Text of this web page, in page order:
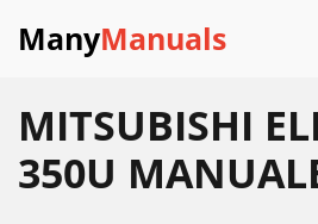
ManyManuals
MITSUBISHI
350U